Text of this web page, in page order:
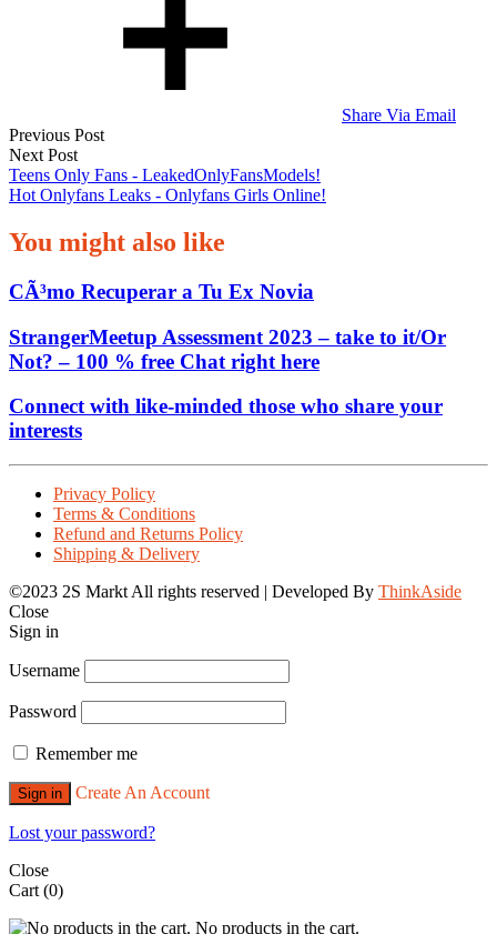
Share Via Email
Post
navigation
Previous Post
Next Post
Teens Only Fans - LeakedOnlyFansModels!
Hot Onlyfans Leaks - Onlyfans Girls Online!
You might also like
CÃ³mo Recuperar a Tu Ex Novia
StrangerMeetup Assessment 2023 – take to it/Or
Not? – 100 % free Chat right here
Connect with like-minded those who share your
interests
Privacy Policy
Terms & Conditions
Refund and Returns Policy
Shipping & Delivery
©2023 2S Markt All rights reserved | Developed By ThinkAside
Close
Sign in
Username
Password
Remember me
Sign in Create An Account
Lost your password?
Close
Cart (0)
No products in the cart.